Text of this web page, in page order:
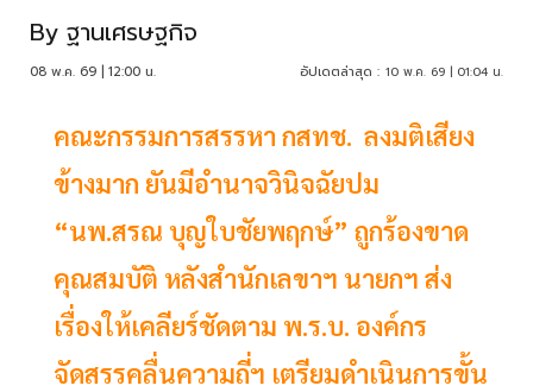
By ฐานเศรษฐกิจ
08 พ.ค. 69 | 12:00 น. อัปเดตล่าสุด : 10 พ.ค. 69 | 01:04 น.
คณะกรรมการสรรหา กสทช. ลงมติเสียง
ข้างมาก ยันมีอำนาจวินิจฉัยปม
“นพ.สรณ บุญใบชัยพฤกษ์” ถูกร้องขาด
คุณสมบัติ หลังสำนักเลขาฯ นายกฯ ส่ง
เรื่องให้เคลียร์ชัดตาม พ.ร.บ. องค์กร
จัดสรรคลื่นความถี่ฯ เตรียมดำเนินการขั้น